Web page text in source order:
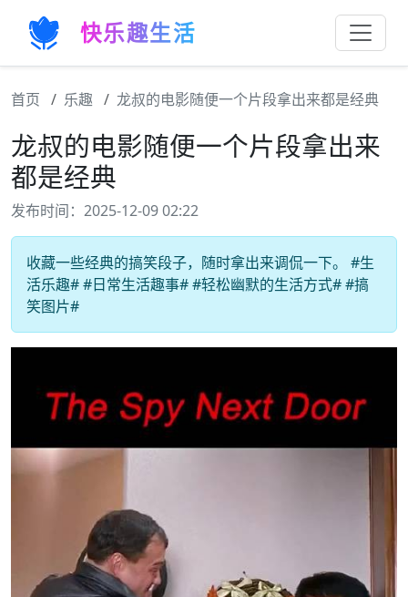
快乐趣生活
首页 乐趣 龙叔的电影随便一个片段拿出来都是经典
龙叔的电影随便一个片段拿出来
都是经典
发布时间：2025-12-09 02:22
收藏一些经典的搞笑段子，随时拿出来调侃一下。 #生
活乐趣# #日常生活趣事# #轻松幽默的生活方式# #搞
笑图片#